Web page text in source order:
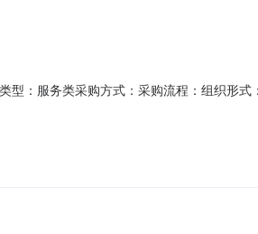
：服务类采购方式：采购流程：组织形式
称：2025年广联达算量规则采购服务单